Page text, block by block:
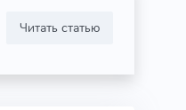
Читать статью